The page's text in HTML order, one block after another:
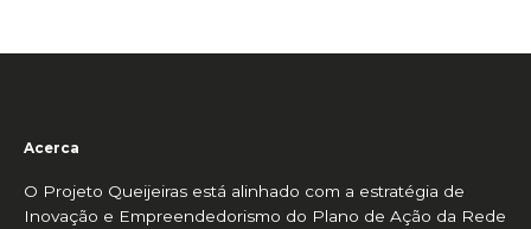
Acerca
O Projeto Queijeiras está alinhado com a estratégia de
Inovação e Empreendedorismo do Plano de Ação da Rede